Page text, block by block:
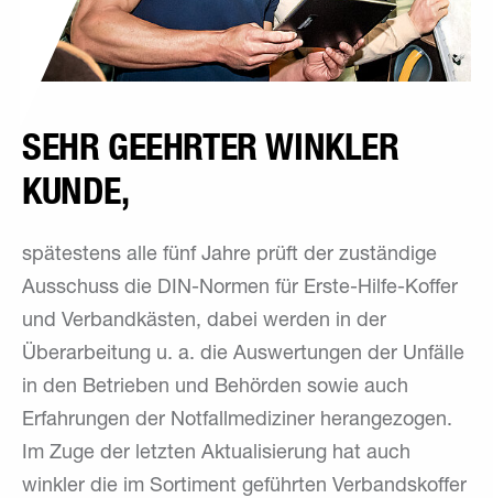
SEHR GEEHRTER WINKLER
KUNDE,
spätestens alle fünf Jahre prüft der zuständige
Ausschuss die DIN-Normen für Erste-Hilfe-Koffer
und Verbandkästen, dabei werden in der
Überarbeitung u. a. die Auswertungen der Unfälle
in den Betrieben und Behörden sowie auch
Erfahrungen der Notfallmediziner herangezogen.
Im Zuge der letzten Aktualisierung hat auch
winkler die im Sortiment geführten Verbandskoffer